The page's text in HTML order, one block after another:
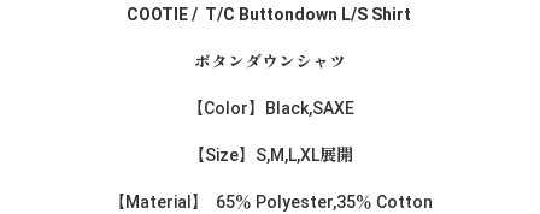
COOTIE / T/C Buttondown L/S Shirt
ボタンダウンシャツ
【Color】Black,SAXE
【Size】S,M,L,XL展開
【Material】 65％ Polyester,35％ Cotton